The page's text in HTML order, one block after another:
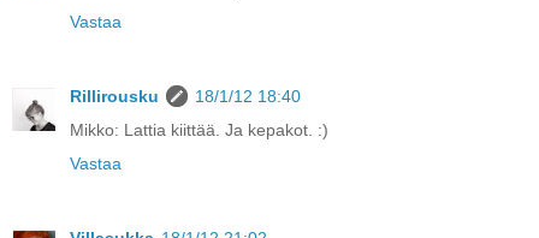
Vastaa
Rillirousku
18/1/12 18:40
Mikko: Lattia kiittää. Ja kepakot. :)
Vastaa